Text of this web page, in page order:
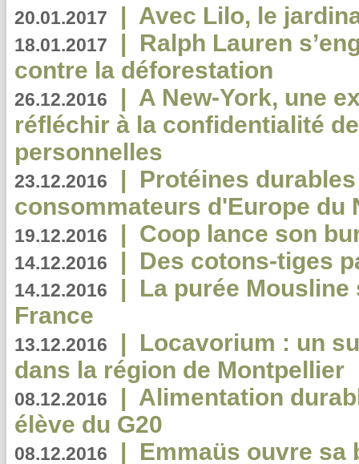
20.01.2017 | Avec Lilo, le
18.01.2017 | Ralph Lauren
contre la déforestation
26.12.2016 | A New-York, une
réfléchir à la confidentialité
personnelles
23.12.2016 | Protéines
consommateurs d'Europe du
19.12.2016 | Coop lance son
14.12.2016 | Des cotons-tiges
14.12.2016 | La purée
France
13.12.2016 | Locavorium : un
dans la région de Montpellier
08.12.2016 | Alimentation
élève du G20
08.12.2016 | Emmaüs ouvre sa